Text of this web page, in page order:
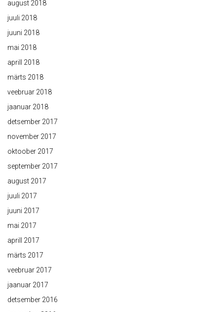
august 2018
juuli 2018
juuni 2018
mai 2018
aprill 2018
märts 2018
veebruar 2018
jaanuar 2018
detsember 2017
november 2017
oktoober 2017
september 2017
august 2017
juuli 2017
juuni 2017
mai 2017
aprill 2017
märts 2017
veebruar 2017
jaanuar 2017
detsember 2016